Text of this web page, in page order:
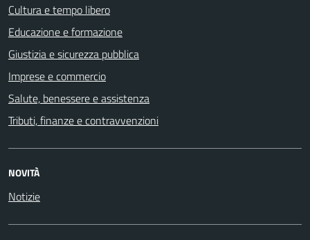
Cultura e tempo libero
Educazione e formazione
Giustizia e sicurezza pubblica
Imprese e commercio
Salute, benessere e assistenza
Tributi, finanze e contravvenzioni
NOVITÀ
Notizie